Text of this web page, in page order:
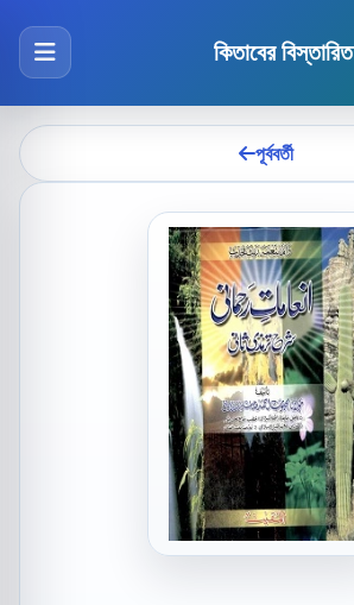
কিতাবের বিস্তারিত
পূর্ববর্তী